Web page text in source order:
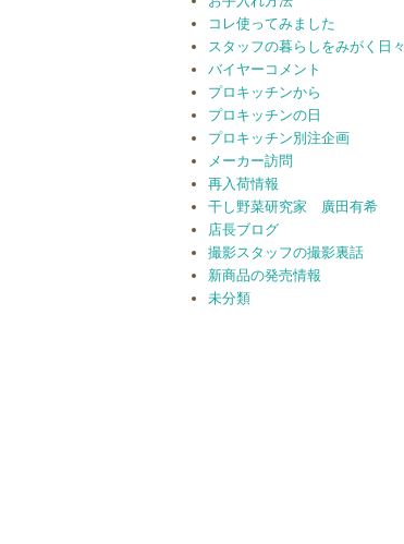
コレ使ってみました
スタッフの暮らしをみがく日々
バイヤーコメント
プロキッチンから
プロキッチンの日
プロキッチン別注企画
メーカー訪問
再入荷情報
干し野菜研究家 廣田有希
店長ブログ
撮影スタッフの撮影裏話
新商品の発売情報
未分類